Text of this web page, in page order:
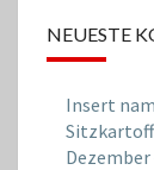
NEUESTE
Insert